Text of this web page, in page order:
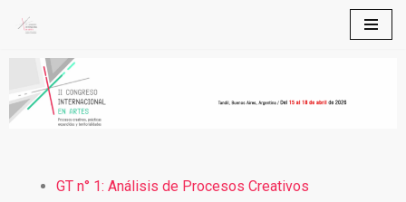
content
GT n° 1: Análisis de Procesos Creativos